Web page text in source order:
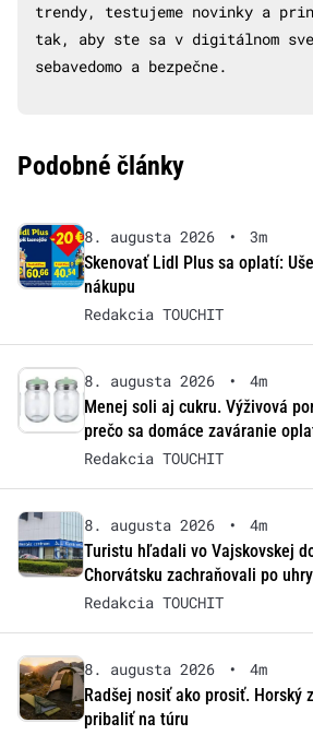
trendy, testujeme novinky a
tak, aby ste sa v digitálnom
sebavedomo a bezpečne.
Podobné články
8. augusta 2026 •
3m
Skenovať Lidl Plus sa oplatí:
nákupu
Redakcia TOUCHIT
8. augusta 2026 •
4m
Menej soli aj cukru. Výživová
prečo sa domáce zaváranie
Redakcia TOUCHIT
8. augusta 2026 •
4m
Turistu hľadali vo Vajskovskej
Chorvátsku zachraňovali po
Redakcia TOUCHIT
8. augusta 2026 •
4m
Radšej nosiť ako prosiť. Horský
pribaliť na túru